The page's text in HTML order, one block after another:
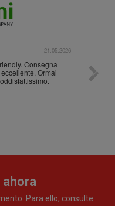
21.05.2026
Consegna
Ormai
10/10
Para ello, consulte